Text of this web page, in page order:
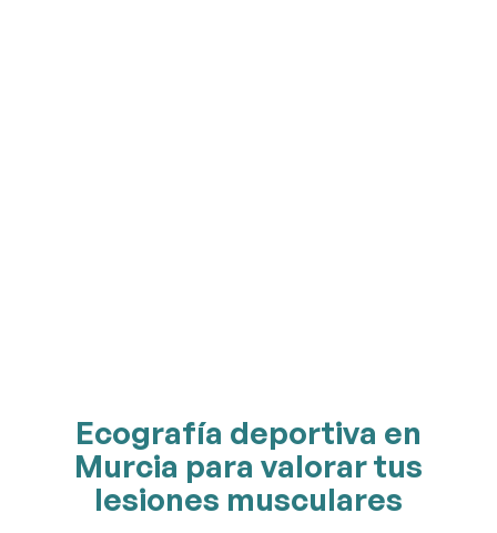
Ecografía deportiva en
Murcia para valorar tus
lesiones musculares